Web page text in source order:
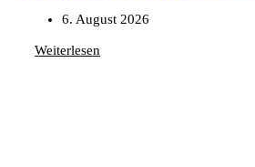
6. August 2026
Weiterlesen